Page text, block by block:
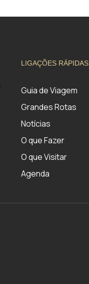
LIGAÇÕES RÁPIDAS
Guia de Viagem
Grandes Rotas
Notícias
O que Fazer
O que Visitar
Agenda